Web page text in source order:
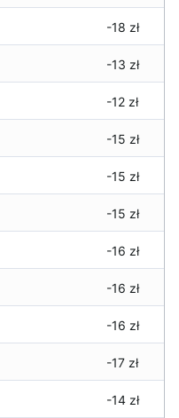
-18 zł
-13 zł
-12 zł
-15 zł
-15 zł
-15 zł
-16 zł
-16 zł
-16 zł
-17 zł
-14 zł